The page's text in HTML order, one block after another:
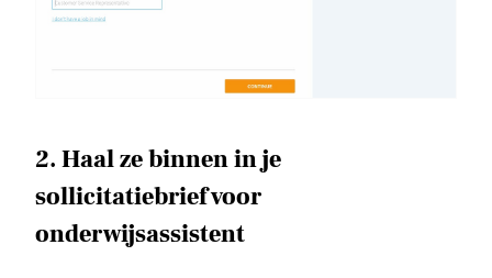
2. Haal ze binnen in je
sollicitatiebrief voor
onderwijsassistent